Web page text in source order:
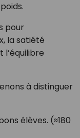
pour
la satiété
l’équilibre
à distinguer
élèves. (≈180